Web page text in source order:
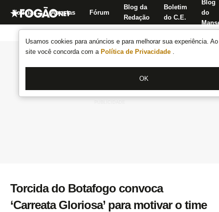
Usamos cookies para anúncios e para melhorar sua experiência.
site você concorda com a Política de Privacidade .
OK
Notícias Apostas Fórum
Blog da
Redação
Boletim
do C.E.
Blog
do
Torcida do Botafogo convoca
‘Carreata Gloriosa’ para motivar o time